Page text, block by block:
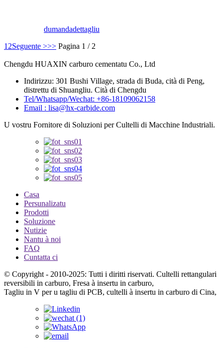
dumandadettagliu
1 2Seguente >>> Pagina 1 / 2
Chengdu HUAXIN carburo cementatu Co., Ltd
Indirizzu: 301 Bushi Village, strada di Buda, cità di Peng,
distrettu di Shuangliu. Cità di Chengdu
Tel/Whatsapp/Wechat: +86-18109062158
Email : lisa@hx-carbide.com
U vostru Fornitore di Soluzioni per Cultelli di Macchine Industriali.
Casa
Persunalizatu
Prodotti
Soluzione
Nutizie
Nantu à noi
FAQ
Cuntatta ci
© Copyright - 2010-2025: Tutti i diritti riservati. Cultelli rettangulari
reversibili in carburo, Fresa à insertu in carburo,
Tagliu in V per u tagliu di PCB, cultelli à insertu in carburo di Cina,